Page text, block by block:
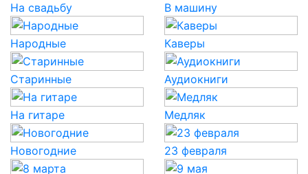
На свадьбу В машину
Народные Каверы
Старинные Аудиокниги
На гитаре Медляк
Новогодние 23 февраля